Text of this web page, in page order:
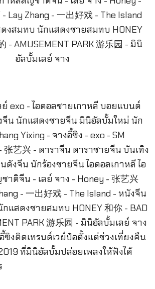
ซิงติดเทรนด์เวย์ป๋อตั้งแต่ช่วงเที่ยงคืน
ที่มินิอัลบั้มปล่อยเพลงให้ฟังได้